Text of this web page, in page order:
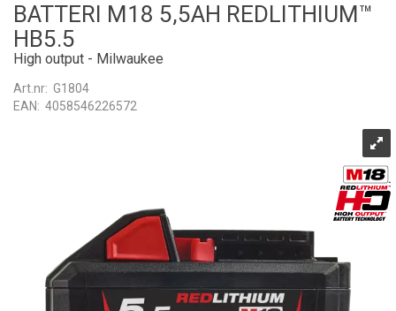
BATTERI M18 5,5AH REDLITHIUM™
HB5.5
High output - Milwaukee
Art.nr: G1804
EAN: 4058546226572